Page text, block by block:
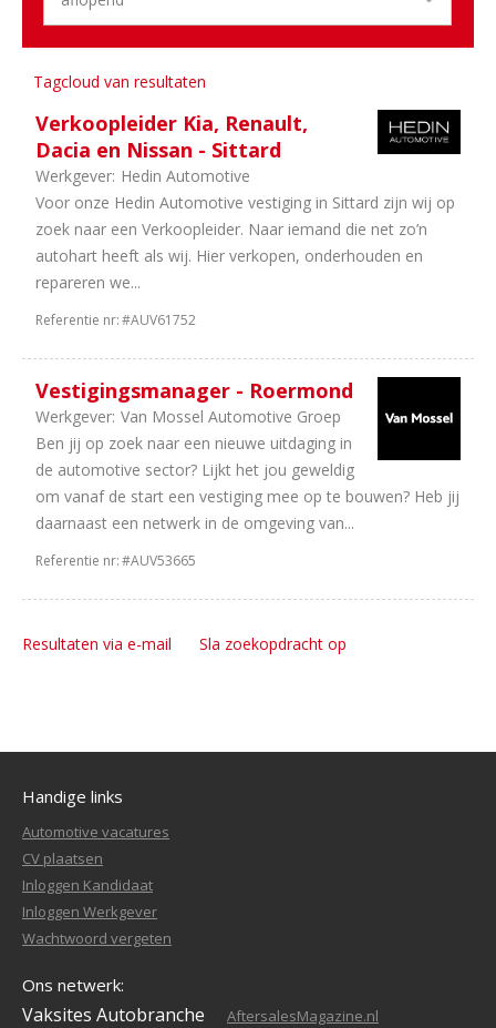
uren
uur
Tagcloud van resultaten
Verkoopleider Kia, Renault,
Dacia en Nissan - Sittard
Werkgever: Hedin Automotive
Voor onze Hedin Automotive vestiging in Sittard zijn wij op
zoek naar een Verkoopleider. Naar iemand die net zo’n
autohart heeft als wij. Hier verkopen, onderhouden en
repareren we...
Referentie nr:#AUV61752
Vestigingsmanager - Roermond
Werkgever: Van Mossel Automotive Groep
Ben jij op zoek naar een nieuwe uitdaging in
de automotive sector? Lijkt het jou geweldig
om vanaf de start een vestiging mee op te bouwen? Heb jij
daarnaast een netwerk in de omgeving van...
Referentie nr:#AUV53665
Resultaten via e-mail Sla zoekopdracht op
Handige links
Automotive vacatures
CV plaatsen
Inloggen Kandidaat
Inloggen Werkgever
Wachtwoord vergeten
Ons netwerk:
Vaksites Autobranche
AftersalesMagazine.nl